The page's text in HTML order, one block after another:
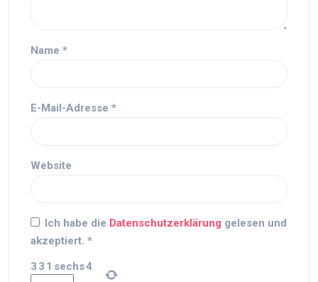
Name *
E-Mail-Adresse *
Website
Ich habe die Datenschutzerklärung gelesen und
akzeptiert. *
3 3 1 sechs4